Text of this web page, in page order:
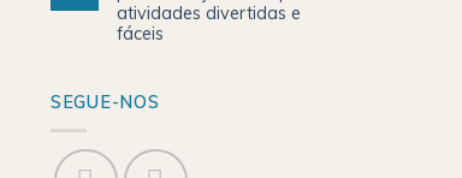
atividades divertidas e
fáceis
SEGUE-NOS